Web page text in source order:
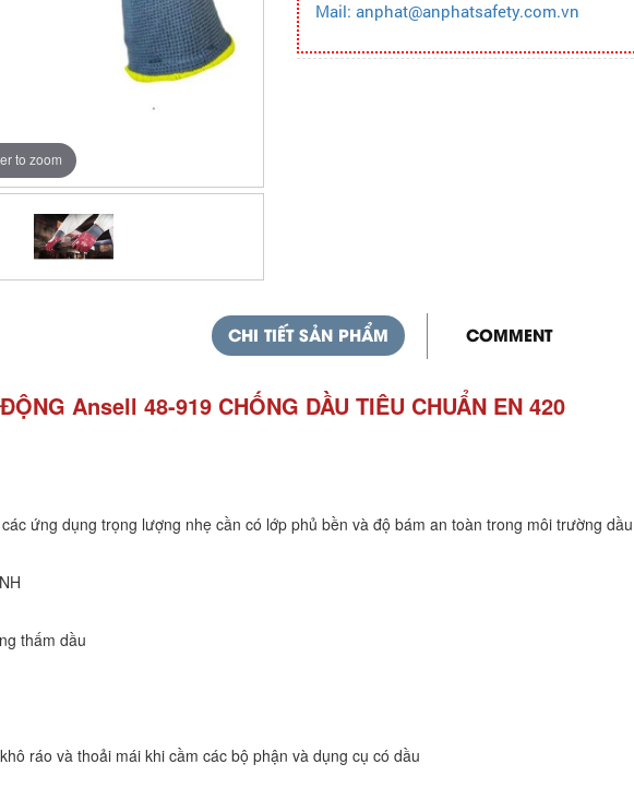
to zoom
Mail: anphat@anphatsafety.com.vn
CHI TIẾT SẢN PHẨM COMMENT
Ansell 48-919 CHỐNG DẦU TIÊU CHUẨN EN 420
ứng dụng trọng lượng nhẹ cần có lớp phủ bền và độ bám an toàn trong môi trường dầu
thấm dầu
ráo và thoải mái khi cầm các bộ phận và dụng cụ có dầu